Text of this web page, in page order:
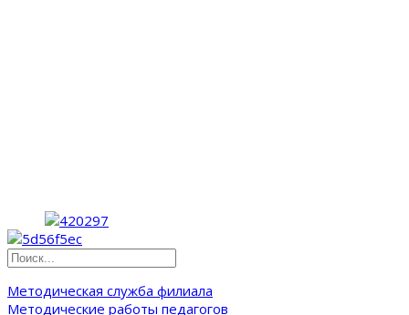
Методическая служба филиала
Методические работы педагогов